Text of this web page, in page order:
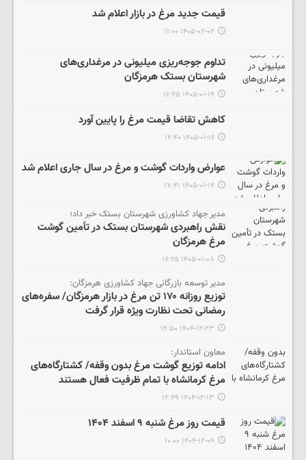
قیمت جدید مرغ در بازار اعلام شد
۱۴۰۵-۰۲-۰۲ ۱۱:۰۰
تداوم جوجه‌ریزی میلیونی در مرغداری‌های
شهرستان بستک هرمزگان
۱۴۰۵-۰۱-۱۹ ۱۶:۴۵
کاهش تقاضا قیمت مرغ را پایین آورد
۱۴۰۵-۰۱-۱۶ ۱۴:۴۰
عوارض واردات گوشت و مرغ در سال جاری اعلام شد
۱۴۰۵-۰۱-۱۴ ۱۷:۴۱
مدیر جهاد کشاورزی شهرستان بستک خبر داد؛
نقش راهبردی شهرستان بستک در تأمین گوشت
مرغ هرمزگان
۱۴۰۵-۰۱-۰۸ ۱۶:۲۵
مدیر توسعه بازرگانی جهاد کشاورزی هرمزگان:
توزیع روزانه ۱۷۰ تن مرغ در بازار هرمزگان/ سفره‌های
رمضانی تحت نظارت ویژه قرار گرفت
۱۴۰۴-۱۲-۲۳ ۱۴:۵۰
معاون استاندار:
ادامه توزیع گوشت مرغ بدون وقفه/ کشتارگاه‌های
مرغ کرمانشاه با تمام ظرفیت فعال هستند
۱۴۰۴-۱۲-۱۳ ۱۲:۴۹
قیمت روز مرغ شنبه ۹ اسفند ۱۴۰۴
۱۴۰۴-۱۲-۰۹ ۱۰:۰۰